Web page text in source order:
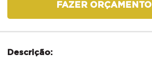
FAZER ORÇAMENTO
Descrição: